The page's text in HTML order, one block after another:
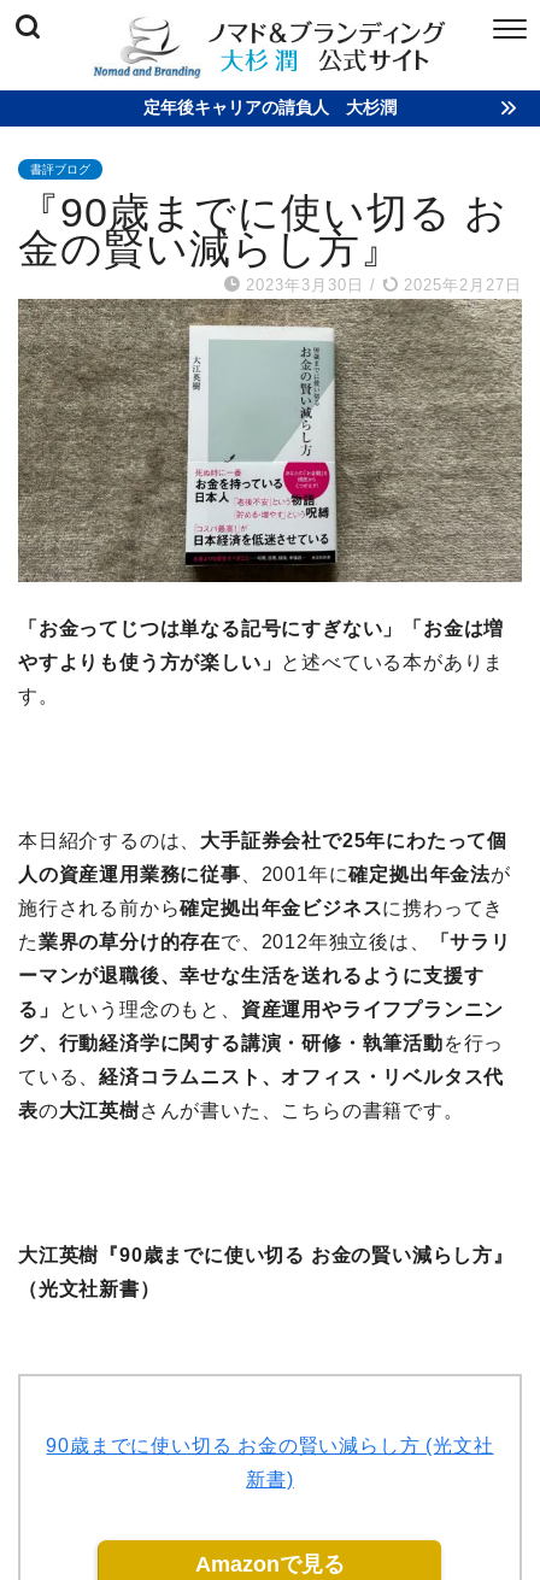
定年後キャリアの請負人 大杉潤
書評ブログ
『90歳までに使い切る お
金の賢い減らし方』
2023年3月30日 / 2025年2月27日
「お金ってじつは単なる記号にすぎない」「お金は増
やすよりも使う方が楽しい」 と述べている本がありま
す。
本日紹介するのは、 大手証券会社で25年にわたって個
人の資産運用業務に従事 、2001年に確定拠出年金法が
施行される前から確定拠出年金ビジネスに携わってき
た業界の草分け的存在で、2012年独立後は、
「サラリ
ーマンが退職後、幸せな生活を送れるように支援す
る」
という理念のもと、 資産運用やライフプランニン
グ、行動経済学に関する講演・研修・執筆活動を行っ
ている、経済コラムニスト、オフィス・リベルタス代
表の大江英樹さんが書いた、こちらの書籍です。
大江英樹『90歳までに使い切る お金の賢い減らし方』
（光文社新書）
90歳までに使い切る お金の賢い減らし方 (光文社
新書)
Amazonで見る